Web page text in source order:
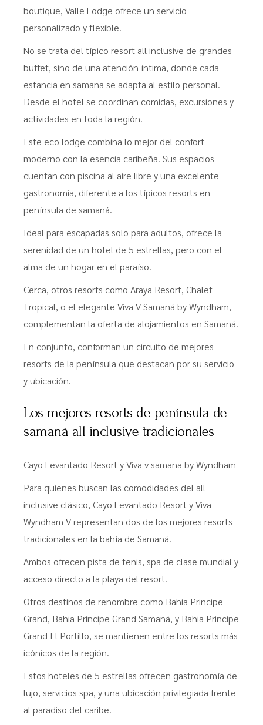
boutique, Valle Lodge ofrece un servicio
personalizado y flexible.
No se trata del típico resort all inclusive de grandes
buffet, sino de una atención íntima, donde cada
estancia en samana se adapta al estilo personal.
Desde el hotel se coordinan comidas, excursiones y
actividades en toda la región.
Este eco lodge combina lo mejor del confort
moderno con la esencia caribeña. Sus espacios
cuentan con piscina al aire libre y una excelente
gastronomia, diferente a los típicos resorts en
península de samaná.
Ideal para escapadas solo para adultos, ofrece la
serenidad de un hotel de 5 estrellas, pero con el
alma de un hogar en el paraíso.
Cerca, otros resorts como Araya Resort, Chalet
Tropical, o el elegante Viva V Samaná by Wyndham,
complementan la oferta de alojamientos en Samaná.
En conjunto, conforman un circuito de mejores
resorts de la península que destacan por su servicio
y ubicación.
Los mejores resorts de península de
samaná all inclusive tradicionales
Cayo Levantado Resort y Viva v samana by Wyndham
Para quienes buscan las comodidades del all
inclusive clásico, Cayo Levantado Resort y Viva
Wyndham V representan dos de los mejores resorts
tradicionales en la bahía de Samaná.
Ambos ofrecen pista de tenis, spa de clase mundial y
acceso directo a la playa del resort.
Otros destinos de renombre como Bahia Principe
Grand, Bahia Principe Grand Samaná, y Bahia Principe
Grand El Portillo, se mantienen entre los resorts más
icónicos de la región.
Estos hoteles de 5 estrellas ofrecen gastronomía de
lujo, servicios spa, y una ubicación privilegiada frente
al paradiso del caribe.